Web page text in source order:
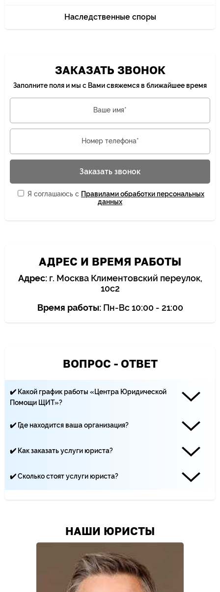
Наследственные споры
ЗАКАЗАТЬ ЗВОНОК
Заполните поля и мы с Вами свяжемся в ближайшее время
Ваше имя*
Номер телефона*
Заказать звонок
Я соглашаюсь с Правилами обработки персональных
данных
АДРЕС И ВРЕМЯ РАБОТЫ
Адрес:г. Москва Климентовский переулок,
10с2
Время работы:Пн-Вс 10:00 - 21:00
ВОПРОС - ОТВЕТ
✔️ Какой график работы «Центра Юридической
Помощи ЩИТ»?
✔️ Где находится ваша организация?
Москва, Климентовский переулок, 10 строение 2
✔️ Как заказать услуги юриста?
495-19-40, по почте - yurist-msk.rf@yandex.ru, а также с
✔️ Сколько стоят услуги юриста?
НАШИ ЮРИСТЫ